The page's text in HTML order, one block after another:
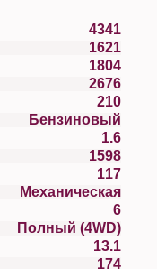
4341
1621
1804
2676
210
Бензиновый
1.6
1598
117
Механическая
6
Полный (4WD)
13.1
174